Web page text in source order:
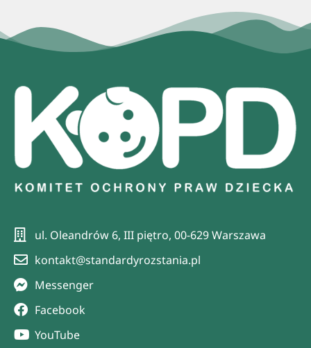
ul. Oleandrów 6, III piętro, 00-629 Warszawa
kontakt@standardyrozstania.pl
Messenger
Facebook
YouTube